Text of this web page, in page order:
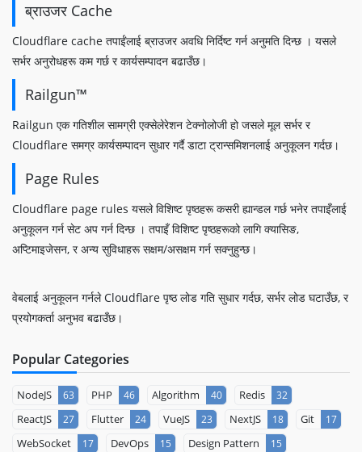
ब्राउजर Cache
Cloudflare cache तपाईंलाई ब्राउजर अवधि निर्दिष्ट गर्न अनुमति दिन्छ । यसले
सर्भर अनुरोधहरू कम गर्छ र कार्यसम्पादन बढाउँछ।
Railgun™
Railgun एक गतिशील सामग्री एक्सेलेरेशन टेक्नोलोजी हो जसले मूल सर्भर र
Cloudflare समग्र कार्यसम्पादन सुधार गर्दै डाटा ट्रान्समिशनलाई अनुकूलन गर्दछ।
Page Rules
Cloudflare page rules यसले विशिष्ट पृष्ठहरू कसरी ह्यान्डल गर्छ भनेर तपाइँलाई
अनुकूलन गर्न सेट अप गर्न दिन्छ । तपाइँ विशिष्ट पृष्ठहरूको लागि क्यासिङ,
अप्टिमाइजेसन, र अन्य सुविधाहरू सक्षम/असक्षम गर्न सक्नुहुन्छ।
वेबलाई अनुकूलन गर्नले Cloudflare पृष्ठ लोड गति सुधार गर्दछ, सर्भर लोड घटाउँछ, र
प्रयोगकर्ता अनुभव बढाउँछ।
Popular Categories
NodeJS 63 PHP 46 Algorithm 40 Redis 32
ReactJS 27 Flutter 24 VueJS 23 NextJS 18 Git 17
WebSocket 17 DevOps 15 Design Pattern 15